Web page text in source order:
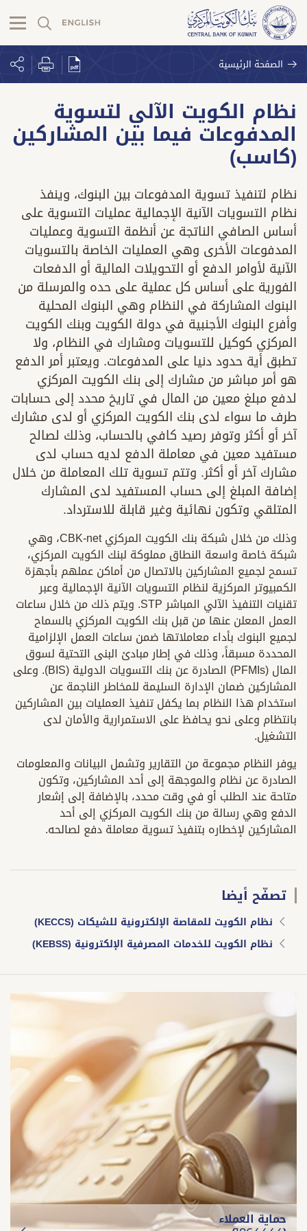
الصفحة الرئيسية
نظام الكويت الآلي لتسوية
المدفوعات فيما بين المشاركين
(كاسب)
نظام لتنفيذ تسوية المدفوعات بين البنوك، وينفذ
نظام التسويات الآنية الإجمالية عمليات التسوية على
أساس الصافي الناتجة عن أنظمة التسوية وعمليات
المدفوعات الأخرى وهي العمليات الخاصة بالتسويات
الآنية لأوامر الدفع أو التحويلات المالية أو الدفعات
الفورية على أساس كل عملية على حده والمرسلة من
البنوك المشاركة في النظام وهي البنوك المحلية
وأفرع البنوك الأجنبية في دولة الكويت وبنك الكويت
المركزي كوكيل للتسويات ومشارك في النظام، ولا
تطبق أية حدود دنيا على المدفوعات. ويعتبر أمر الدفع
هو أمر مباشر من مشارك إلى بنك الكويت المركزي
لدفع مبلغ معين من المال في تاريخ محدد إلى حسابات
طرف ما سواء لدى بنك الكويت المركزي أو لدى مشارك
آخر أو أكثر وتوفر رصيد كافي بالحساب، وذلك لصالح
مستفيد معين في معاملة الدفع لديه حساب لدى
مشارك آخر أو أكثر. وتتم تسوية تلك المعاملة من خلال
إضافة المبلغ إلى حساب المستفيد لدى المشارك
المتلقي وتكون نهائية وغير قابلة للاسترداد.
وذلك من خلال شبكة بنك الكويت المركزي CBK-net، وهي
شبكة خاصة واسعة النطاق مملوكة لبنك الكويت المركزي،
تسمح لجميع المشاركين بالاتصال من أماكن عملهم بأجهزة
الكمبيوتر المركزية لنظام التسويات الآنية الإجمالية وعبر
تقنيات التنفيذ الآلي المباشر STP. ويتم ذلك من خلال ساعات
العمل المعلن عنها من قبل بنك الكويت المركزي بالسماح
لجميع البنوك بأداء معاملاتها ضمن ساعات العمل الإلزامية
المحددة مسبقاً، وذلك في إطار مبادئ البنى التحتية لسوق
المال (PFMIs) الصادرة عن بنك التسويات الدولية (BIS). وعلى
المشاركين ضمان الإدارة السليمة للمخاطر الناجمة عن
استخدام هذا النظام بما يكفل تنفيذ العمليات بين المشاركين
بانتظام وعلى نحو يحافظ على الاستمرارية والأمان لدى
التشغيل.
يوفر النظام مجموعة من التقارير وتشمل البيانات والمعلومات
الصادرة عن نظام والموجهة إلى أحد المشاركين، وتكون
متاحة عند الطلب أو في وقت محدد، بالإضافة إلى إشعار
الدفع وهي رسالة من بنك الكويت المركزي إلى أحد
المشاركين لإخطاره بتنفيذ تسوية معاملة دفع لصالحه.
تصفّح أيضا
نظام الكويت للمقاصة الإلكترونية للشيكات (KECCS)
نظام الكويت للخدمات المصرفية الإلكترونية (KEBSS)
حماية العملاء